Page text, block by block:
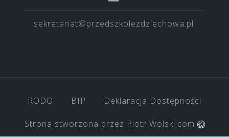
sekretariat@przedszkolezdziechowa.pl
RODO BIP Deklaracja Dostępności
Strona stworzona przez Piotr Wolski.com